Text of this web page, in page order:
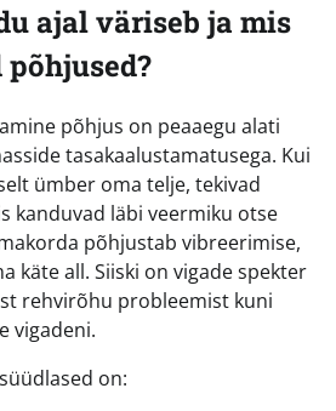
ajal väriseb ja mis
põhjus on peaaegu alati
tasakaalustamatusega. Kui
ümber oma telje, tekivad
kanduvad läbi veermiku otse
põhjustab vibreerimise,
käte all. Siiski on vigade spekter
rehvirõhu probleemist kuni
vigadeni.
on: